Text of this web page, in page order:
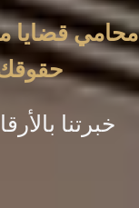
محامي قضايا
خبرتنا